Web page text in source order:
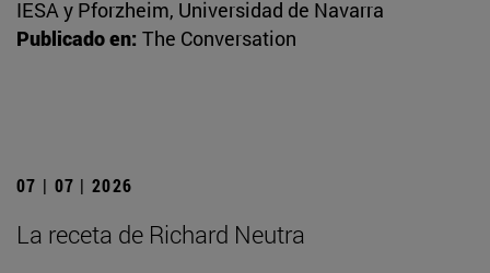
IESA y Pforzheim, Universidad de Navarra
Publicado en: The Conversation
07 | 07 | 2026
La receta de Richard Neutra